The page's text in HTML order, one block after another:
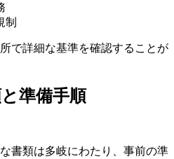
制
で詳細な基準を確認することが
準備手順
書類は多岐にわたり、事前の準